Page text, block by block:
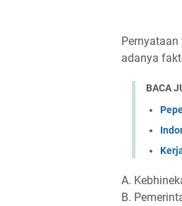
adanya
BACA
A.
B.